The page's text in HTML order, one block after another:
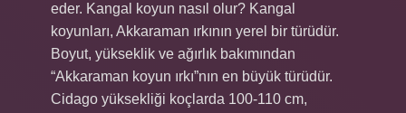
eder. Kangal koyun nasıl olur? Kangal
koyunları, Akkaraman ırkının yerel bir türüdür.
Boyut, yükseklik ve ağırlık bakımından
“Akkaraman koyun ırkı”nın en büyük türüdür.
Cidago yüksekliği koçlarda 100-110 cm,